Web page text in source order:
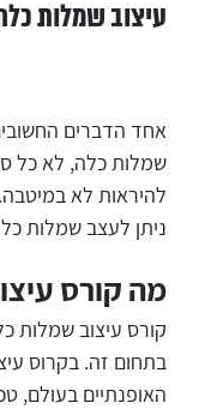
עיצוב שמלות
אחד הדברים
שמלות כלה, לא כל
להיראות לא
ניתן לעצב שמלות
מה קורס
קורס עיצוב שמלות
בתחום זה. בקרוס
האופנתיים בעולם,